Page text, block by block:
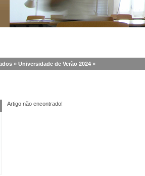
» Universidade de Verão 2024 »
Artigo não encontrado!